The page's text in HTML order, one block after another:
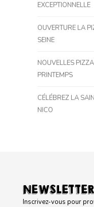
EXCEPTIONNELLE
OUVERTURE LA
SEINE
NOUVELLES
PRINTEMPS
CÉLÉBREZ LA
NICO
NEWSLETTER
Inscrivez-vous pour